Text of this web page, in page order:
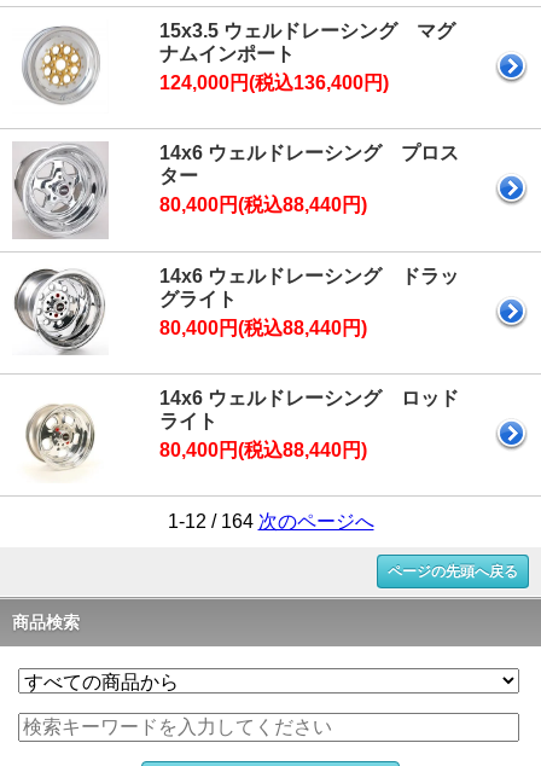
15x3.5 ウェルドレーシング マグ
ナムインポート
124,000円(税込136,400円)
14x6 ウェルドレーシング プロス
ター
80,400円(税込88,440円)
14x6 ウェルドレーシング ドラッ
グライト
80,400円(税込88,440円)
14x6 ウェルドレーシング ロッド
ライト
80,400円(税込88,440円)
1-12 / 164 次のページへ
ページの先頭へ戻る
商品検索